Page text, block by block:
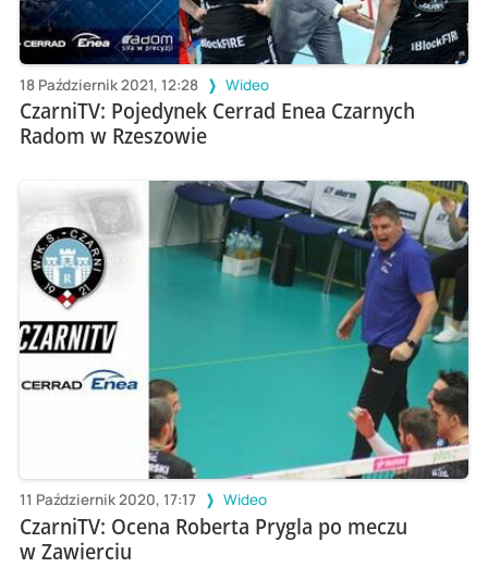
18 Październik 2021, 12:28 Wideo
CzarniTV: Pojedynek Cerrad Enea Czarnych
Radom w Rzeszowie
11 Październik 2020, 17:17 Wideo
CzarniTV: Ocena Roberta Prygla po meczu
w Zawierciu